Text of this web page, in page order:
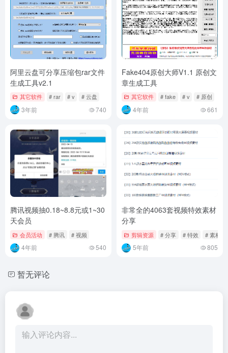
阿里云盘可分享压缩包rar文件
生成工具v2.1
其它软件 # rar # v # 云盘
3年前 740
Fake404原创大师V1.1 原创文
章生成工具
其它软件 # fake # v # 原创
4年前 661
腾讯视频抽0.18~8.8元或1~30
天会员
会员活动 # 腾讯 # 视频
4年前 540
非常全的4063套视频特效素材
分享
剪辑资源 # 分享 # 特效 # 素材
5年前 805
暂无评论